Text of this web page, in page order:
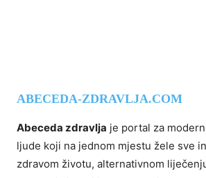
ABECEDA-ZDRAVLJA.COM
Abeceda zdravlja je portal za
ljude koji na jednom mjestu žele sve
zdravom životu, alternativnom